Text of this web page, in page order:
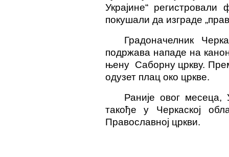
Украјине“
покушали да изграде
Градоначелник
подржава нападе на
њену Саборну цркву.
одузет плац око цркве.
Раније овог месеца,
такође у Черкаској
Православној цркви.